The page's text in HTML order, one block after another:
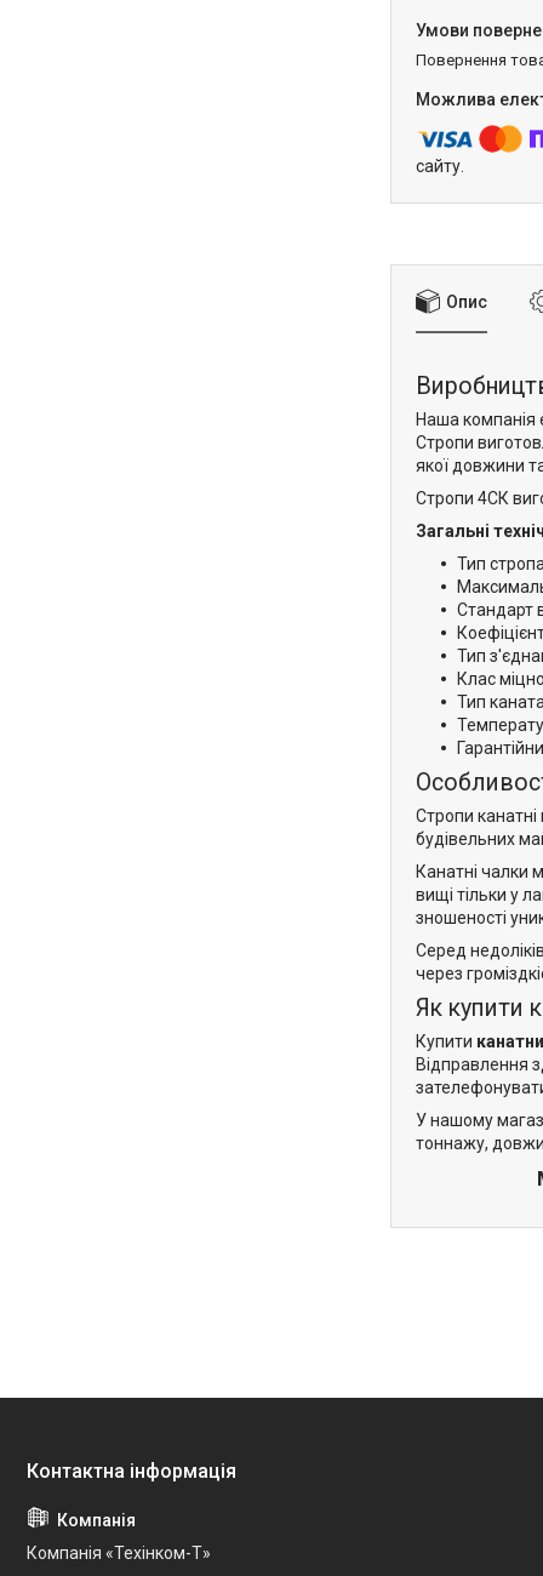
повернення
сайту.
Опис
Наша компанія
Стропи
якої довжини
Стропи 4СК
Загальні
Тип
Стандарт
Тип
Клас
Тип
Стропи
будівельних
Канатні чалки
вищі тільки у
зношеності
Серед
через
Як купити
Купити
Відправлення
У нашому
тоннажу,
Компанія «Техінком-Т»